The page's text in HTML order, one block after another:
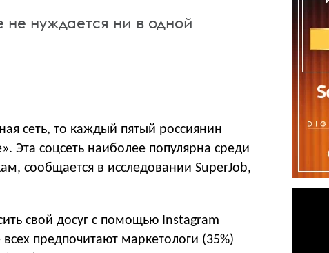
нуждается ни в одной
сеть, то каждый пятый россиянин
Эта соцсеть наиболее популярна среди
сообщается в исследовании SuperJob,
свой досуг с помощью Instagram
предпочитают маркетологи (35%)